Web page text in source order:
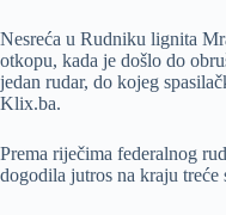
Nesreća u Rudniku lignita
otkopu, kada je došlo do
jedan rudar, do kojeg
Klix.ba.
Prema riječima federalnog
dogodila jutros na kraju treće